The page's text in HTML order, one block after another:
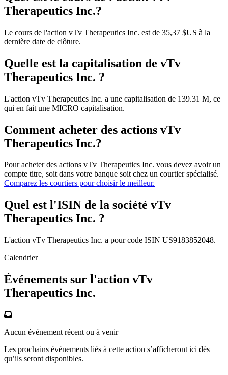
Therapeutics Inc.?
Le cours de l'action vTv Therapeutics Inc. est de 35,37 $US à la
dernière date de clôture.
Quelle est la capitalisation de vTv
Therapeutics Inc. ?
L'action vTv Therapeutics Inc. a une capitalisation de 139.31 M, ce
qui en fait une MICRO capitalisation.
Comment acheter des actions vTv
Therapeutics Inc.?
Pour acheter des actions vTv Therapeutics Inc. vous devez avoir un
compte titre, soit dans votre banque soit chez un courtier spécialisé.
Comparez les courtiers pour choisir le meilleur.
Quel est l'ISIN de la société vTv
Therapeutics Inc. ?
L'action vTv Therapeutics Inc. a pour code ISIN US9183852048.
Calendrier
Événements sur l'action vTv
Therapeutics Inc.
Aucun événement récent ou à venir
Les prochains événements liés à cette action s’afficheront ici dès
qu’ils seront disponibles.